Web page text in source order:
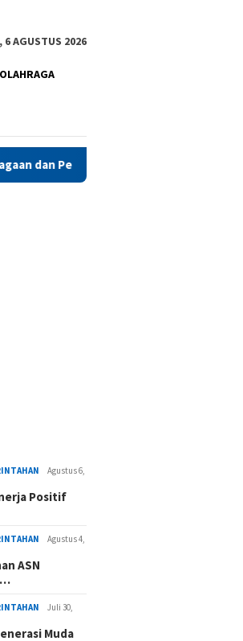
6 AGUSTUS 2026
OLAHRAGA
Binaan
Agustus 6,
Positif
Agustus 4,
ASN
Juli 30,
Muda